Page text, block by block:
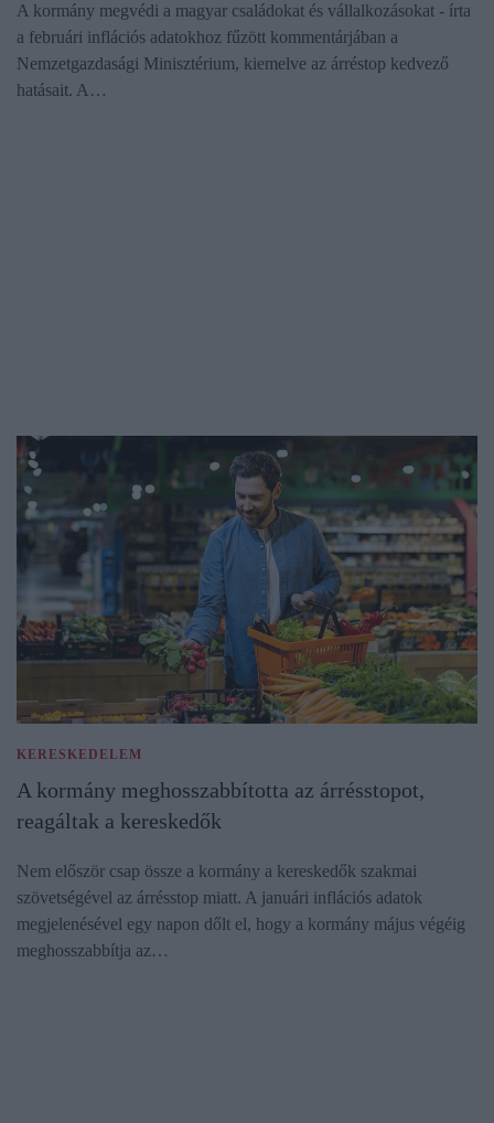
A kormány megvédi a magyar családokat és vállalkozásokat - írta
a februári inflációs adatokhoz fűzött kommentárjában a
Nemzetgazdasági Minisztérium, kiemelve az árréstop kedvező
hatásait. A…
KERESKEDELEM
A kormány meghosszabbította az árrésstopot,
reagáltak a kereskedők
Nem először csap össze a kormány a kereskedők szakmai
szövetségével az árrésstop miatt. A januári inflációs adatok
megjelenésével egy napon dőlt el, hogy a kormány május végéig
meghosszabbítja az…